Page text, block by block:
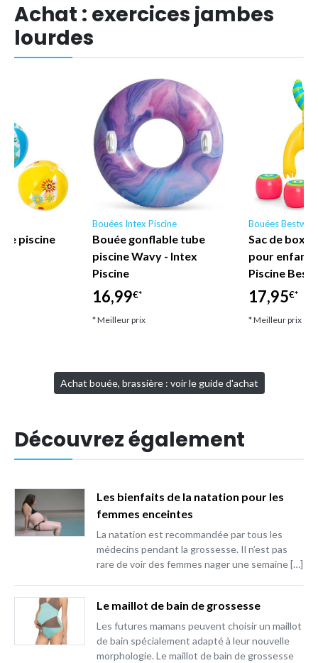
Achat : exercices jambes
lourdes
piscine
Bouées Intex Piscine
Bouée gonflable tube
piscine Wavy - Intex
Piscine
16,99€*
* Meilleur prix
Bouées Bestway
Sac de boxe
pour
Piscine
17,95€*
* Meilleur prix
Achat bouée, brassière : voir le guide d'achat
Découvrez également
Les bienfaits de la natation pour les
femmes enceintes
La natation est recommandée par tous les
médecins pendant la grossesse. Il n’est pas
rare de voir des femmes nager une semaine […]
Le maillot de bain de grossesse
Les futures mamans peuvent choisir un maillot
de bain spécialement adapté à leur nouvelle
morphologie. Le maillot de bain de grossesse